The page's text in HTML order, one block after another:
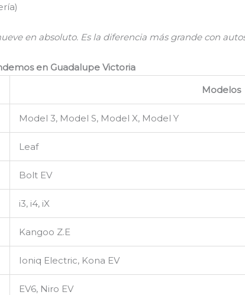
en absoluto. Es la diferencia más grande con
en Guadalupe Victoria
Modelos
Model 3, Model S, Model X, Model Y
Leaf
Bolt EV
i3, i4, iX
Kangoo Z.E
Ioniq Electric, Kona EV
EV6, Niro EV